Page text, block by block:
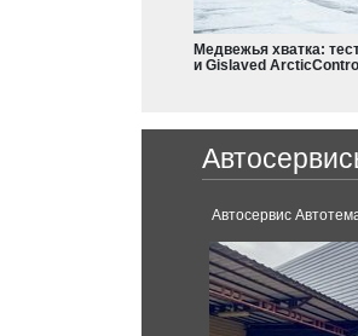
488 GTB
Медвежья хватка:
и Gislaved ArcticControl
Автосервис